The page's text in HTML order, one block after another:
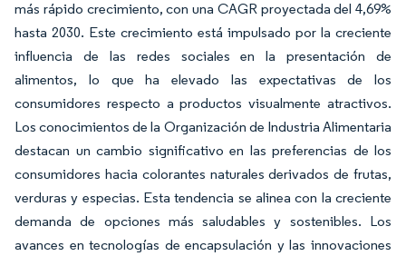
más rápido crecimiento, con una CAGR proyectada del 4,69%
hasta 2030. Este crecimiento está impulsado por la creciente
influencia de las redes sociales en la presentación de
alimentos, lo que ha elevado las expectativas de los
consumidores respecto a productos visualmente atractivos.
Los conocimientos de la Organización de Industria Alimentaria
destacan un cambio significativo en las preferencias de los
consumidores hacia colorantes naturales derivados de frutas,
verduras y especias. Esta tendencia se alinea con la creciente
demanda de opciones más saludables y sostenibles. Los
avances en tecnologías de encapsulación y las innovaciones